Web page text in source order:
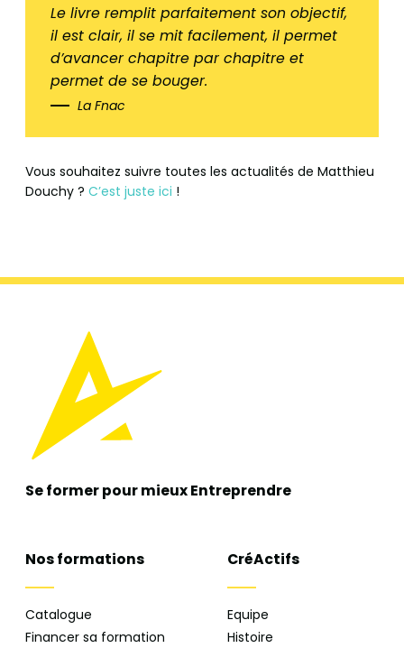
Le livre remplit parfaitement son objectif,
il est clair, il se mit facilement, il permet
d’avancer chapitre par chapitre et
permet de se bouger.
La Fnac
Vous souhaitez suivre toutes les actualités de Matthieu
Douchy ? C’est juste ici !
Se former pour mieuxEntreprendre
Nos formations
Catalogue
Financer sa formation
CréActifs
Equipe
Histoire